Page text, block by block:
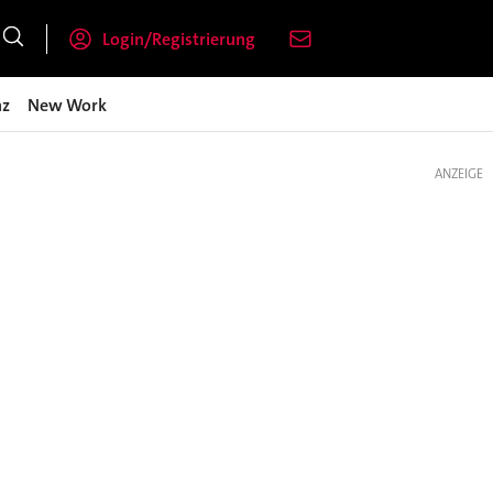
Login/Registrierung
New Work
ANZEIGE